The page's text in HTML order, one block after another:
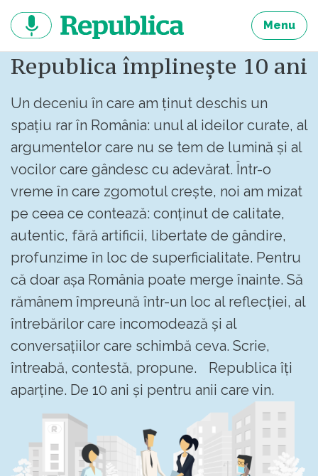
continut
Menu
Republica împlinește 10 ani
Un deceniu în care am ținut deschis un
spațiu rar în România: unul al ideilor curate, al
argumentelor care nu se tem de lumină și al
vocilor care gândesc cu adevărat. Într-o
vreme în care zgomotul crește, noi am mizat
pe ceea ce contează: conținut de calitate,
autentic, fără artificii, libertate de gândire,
profunzime în loc de superficialitate. Pentru
că doar așa România poate merge înainte. Să
rămânem împreună într-un loc al reflecției, al
întrebărilor care incomodează și al
conversațiilor care schimbă ceva. Scrie,
întreabă, contestă, propune. Republica îți
aparține. De 10 ani și pentru anii care vin.